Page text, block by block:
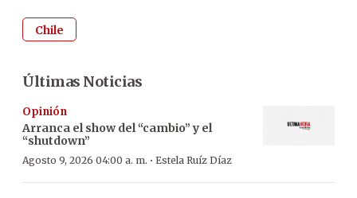
Chile
Últimas Noticias
Opinión
Arranca el show del “cambio” y el
“shutdown”
Agosto 9, 2026 04:00 a. m. · Estela Ruíz Díaz